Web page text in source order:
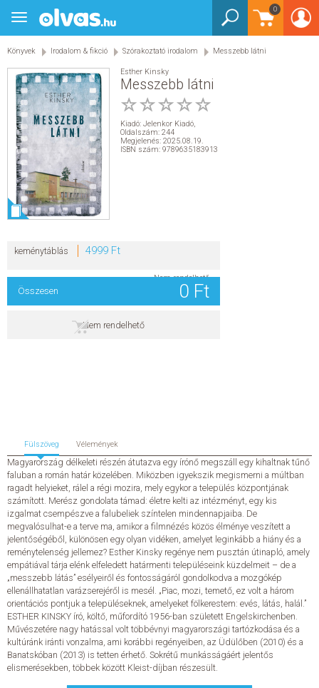
0
Toggle
navigation
Könyvek Irodalom & fikció Szórakoztató irodalom Messzebb látni
Esther Kinsky
Messzebb látni
Kiadó: Jelenkor Kiadó,
Oldalszám: 244
Megjelenés: 2025.08.19.
ISBN szám: 9789635183913
Nem rendelhető
keménytáblás 4999 Ft
Nem rendelhető
Összesen 0 Ft
Fülszöveg Vélemények
Magyarország délkeleti részén átutazva egy írónő megszáll egy kihaltnak tűnő
faluban a román határ közelében. Miközben igyekszik megismerni a múltban
ragadt helyieket, rálel a régi mozira, mely egykor a település központjának
számított. Merész gondolata támad: életre kelti az intézményt, egy kis
izgalmat csempészve a falubeliek színtelen mindennapjaiba. De
megvalósulhat-e a terve ma, amikor a filmnézés közös élménye veszített a
jelentőségéből, különösen egy olyan vidéken, amelyet leginkább a hiány és a
reménytelenség jellemez? Esther Kinsky regénye nem pusztán útinapló, amely
empátiával tárja elénk elfeledett határmenti településeink küzdelmeit – de a
„messzebb látás” esélyeiről és fontosságáról gondolkodva a mozgókép
ellenállhatatlan varázserejéről is mesél. „Piac, mozi, temető, ez volt a három
orientációs pontjuk a településeknek, amelyeket fölkerestem: evés, látás, halál.”
ESTHER KINSKY író, költő, műfordító 1956-ban született Engelskirchenben.
Művészetére nagy hatással volt többévnyi magyarországi tartózkodása és a
kultúránk iránti vonzalma, ami korábbi regényeiben, az Üdülőben (2010) és a
Banatskóban (2013) is tetten érhető. Sokrétű munkásságáért jelentős
elismerésekben, többek között Kleist-díjban részesült.
BEJELENTKEZÉS
KÖNYVEK
E-KÖNYVEK
EGYÉB TERMÉKEK
STAR WARS
AKCIÓ
SEGÍTHETEK?
HÍREK
KAPCSOLAT
ELŐRENDELHETŐ KIADVÁNYOK
ÚJDONSÁGOK
ELŐRENDELÉSI TOPLISTA
KÍVÁNSÁG TOPLISTA
ELADÁSI SIKERLISTA